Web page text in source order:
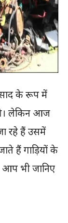
के रूप में
लेकिन आज
रहे हैं उसमें
हैं गाड़ियों के
भी जानिए